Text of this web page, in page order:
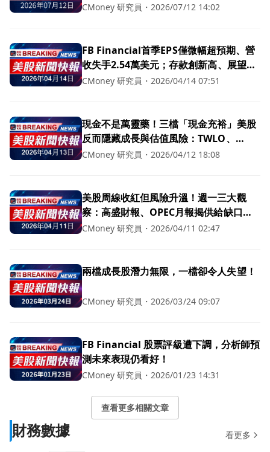
CMoney 研究員 ・ 2026/07/12 14:02
FB Financial首季EPS僅微幅超預期、營
收失手2.54萬美元；存款創新高、展望保
守但穩健
CMoney 研究員 ・ 2026/04/14 07:51
現金不是萬靈藥！三檔「現金充裕」美股
反而隱藏成長與估值風險：TWLO、
NWSA、FBK被點名
CMoney 研究員 ・ 2026/04/12 18:08
美股周線收紅但風險升溫！週一三大觀
察：高盛財報、OPEC月報揭供給缺口、
晶片股能否續攻
CMoney 研究員 ・ 2026/04/11 02:47
兩檔成長股潛力無限，一檔卻令人失望！
CMoney 研究員 ・ 2026/03/24 09:07
FB Financial 股票評級遭下調，分析師預
測未來表現仍看好！
CMoney 研究員 ・ 2026/01/23 14:31
查看更多相關文章
財務數據 看更多